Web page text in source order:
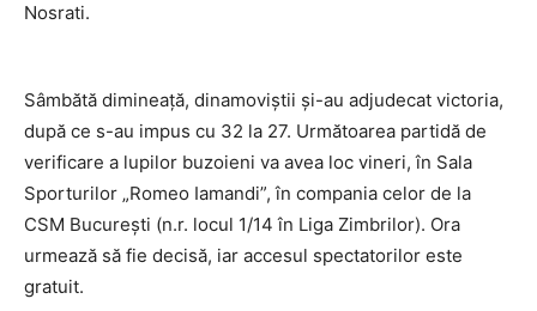
Nosrati.
Sâmbătă dimineață, dinamoviștii și-au adjudecat victoria,
după ce s-au impus cu 32 la 27. Următoarea partidă de
verificare a lupilor buzoieni va avea loc vineri, în Sala
Sporturilor „Romeo Iamandi”, în compania celor de la
CSM București (n.r. locul 1/14 în Liga Zimbrilor). Ora
urmează să fie decisă, iar accesul spectatorilor este
gratuit.